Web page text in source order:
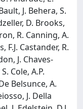
J. Behera, S.
D. Brooks,
R. Canning, A.
F.J. Castander, R.
J. Chaves-
Cole, A.P.
Belsunce, A.
J. Della